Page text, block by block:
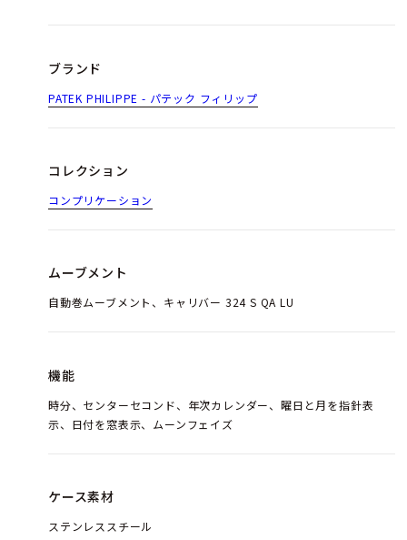
ブランド
PATEK PHILIPPE - パテック フィリップ
コレクション
コンプリケーション
ムーブメント
自動巻ムーブメント、キャリバー 324 S QA LU
機能
時分、センターセコンド、年次カレンダー、曜日と月を指針表
示、日付を窓表示、ムーンフェイズ
ケース素材
ステンレススチール